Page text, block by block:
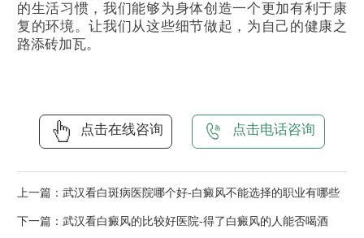
的生活习惯，我们能够为身体创造一个更加有利于康
复的环境。让我们从这些细节做起，为自己的健康之
路添砖加瓦。
点击在线咨询 点击电话咨询
上一篇： 武汉看白斑病医院哪个好-白癜风不能选择的职业有哪些
下一篇： 武汉看白癜风的比较好医院-得了白癜风的人能否喝酒